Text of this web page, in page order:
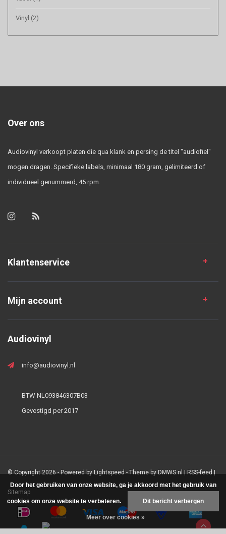
Vinyl (2)
Over ons
Audiovinyl verkoopt platen die qua klank en persing de titel "audiofiel"
mogen dragen. Specifieke labels, minimaal 180 gram, gelimiteerd of
individueel genummerd, 45 rpm.
Klantenservice
Mijn account
Audiovinyl
info@audiovinyl.nl
BTW NL093846307B03
Gevestigd per 2017
© Copyright 2026 - Powered by Lightspeed - Theme by DMWS.nl | RSS-feed |
Sitemap
Door het gebruiken van onze website, ga je akkoord met het gebruik van
cookies om onze website te verbeteren. Dit bericht verbergen
Meer over cookies »